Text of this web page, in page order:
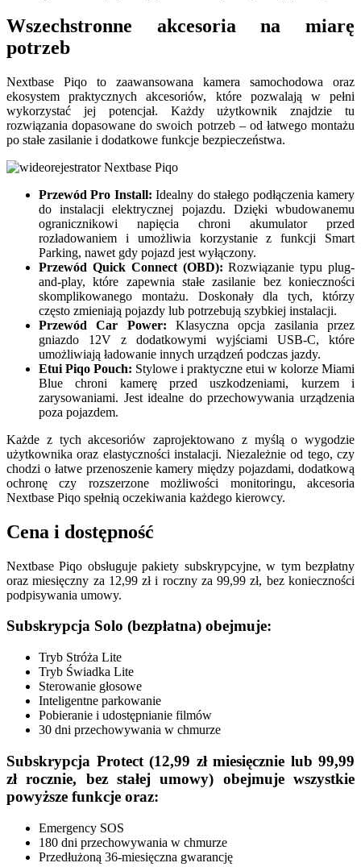
Wszechstronne akcesoria na miarę
potrzeb
Nextbase Piqo to zaawansowana kamera samochodowa oraz
ekosystem praktycznych akcesoriów, które pozwalają w pełni
wykorzystać jej potencjał. Każdy użytkownik znajdzie tu
rozwiązania dopasowane do swoich potrzeb – od łatwego montażu
po stałe zasilanie i dodatkowe funkcje bezpieczeństwa.
Przewód Pro Install: Idealny do stałego podłączenia kamery
do instalacji elektrycznej pojazdu. Dzięki wbudowanemu
ogranicznikowi napięcia chroni akumulator przed
rozładowaniem i umożliwia korzystanie z funkcji Smart
Parking, nawet gdy pojazd jest wyłączony.
Przewód Quick Connect (OBD): Rozwiązanie typu plug-
and-play, które zapewnia stałe zasilanie bez konieczności
skomplikowanego montażu. Doskonały dla tych, którzy
często zmieniają pojazdy lub potrzebują szybkiej instalacji.
Przewód Car Power: Klasyczna opcja zasilania przez
gniazdo 12V z dodatkowymi wyjściami USB-C, które
umożliwiają ładowanie innych urządzeń podczas jazdy.
Etui Piqo Pouch: Stylowe i praktyczne etui w kolorze Miami
Blue chroni kamerę przed uszkodzeniami, kurzem i
zarysowaniami. Jest idealne do przechowywania urządzenia
poza pojazdem.
Każde z tych akcesoriów zaprojektowano z myślą o wygodzie
użytkownika oraz elastyczności instalacji. Niezależnie od tego, czy
chodzi o łatwe przenoszenie kamery między pojazdami, dodatkową
ochronę czy rozszerzone możliwości monitoringu, akcesoria
Nextbase Piqo spełnią oczekiwania każdego kierowcy.
Cena i dostępność
Nextbase Piqo obsługuje pakiety subskrypcyjne, w tym bezpłatny
oraz miesięczny za 12,99 zł i roczny za 99,99 zł, bez konieczności
podpisywania umowy.
Subskrypcja Solo (bezpłatna) obejmuje:
Tryb Stróża Lite
Tryb Świadka Lite
Sterowanie głosowe
Inteligentne parkowanie
Pobieranie i udostępnianie filmów
30 dni przechowywania w chmurze
Subskrypcja Protect (12,99 zł miesięcznie lub 99,99
zł rocznie, bez stałej umowy) obejmuje wszystkie
powyższe funkcje oraz:
Emergency SOS
180 dni przechowywania w chmurze
Przedłużoną 36-miesięczna gwarancję